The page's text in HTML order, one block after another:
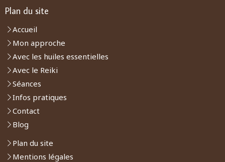
Plan du site
Accueil
Mon approche
Avec les huiles essentielles
Avec le Reiki
Séances
Infos pratiques
Contact
Blog
Plan du site
Mentions légales